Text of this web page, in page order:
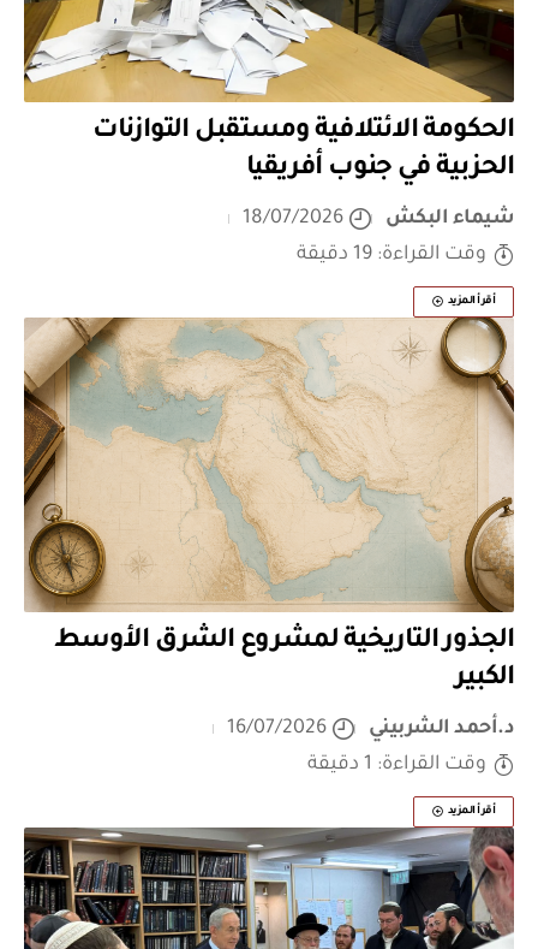
الحكومة الائتلافية ومستقبل التوازنات
الحزبية في جنوب أفريقيا
شيماء البكش
18/07/2026
وقت القراءة: 19 دقيقة
أقرأ المزيد
الجذور التاريخية لمشروع الشرق الأوسط
الكبير
د.أحمد الشربيني
16/07/2026
وقت القراءة: 1 دقيقة
أقرأ المزيد